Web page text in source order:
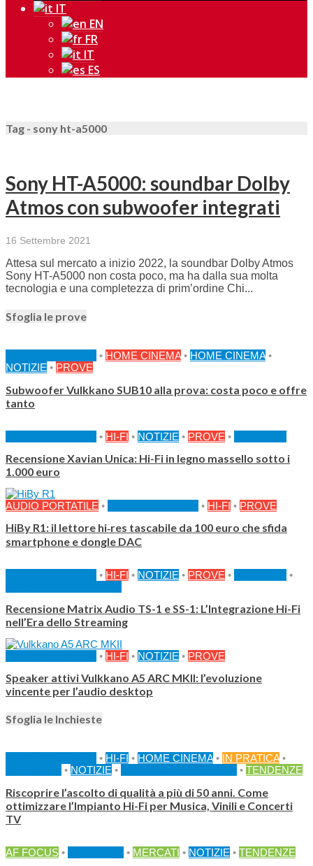
IT
EN
FR
IT
ES
Tag - sony ht-a5000
Sony HT-A5000: soundbar Dolby
Atmos con subwoofer integrati
16 Settembre 2021
Attesa sul mercato a inizio 2022, la soundbar Dolby Atmos
Sony HT-A5000 non costa poco, ma ha dalla sua molta
tecnologia e una completezza di prim’ordine Chi...
Sfoglia le prove
• HOME CINEMA • HOME CINEMA •
NOTIZIE • PROVE
Subwoofer Vulkkano SUB10 alla prova: costa poco e offre
tanto
• HI-FI • NOTIZIE • PROVE •
Recensione Xavian Unica: Hi-Fi in legno massello sotto i
1.000 euro
AUDIO PORTATILE • • HI-FI • PROVE
HiBy R1: il lettore hi‑res tascabile da 100 euro che sfida
smartphone e dongle DAC
• HI-FI • NOTIZIE • PROVE •
•
Recensione Matrix Audio TS-1 e SS-1: L’Integrazione Hi-Fi
nell’Era dello Streaming
• HI-FI • NOTIZIE • PROVE
Speaker attivi Vulkkano A5 ARC MKII: l’evoluzione
vincente per l’audio desktop
Sfoglia le Inchieste
• HI-FI • HOME CINEMA • IN PRATICA •
• NOTIZIE • • TENDENZE
Riscoprire l’ascolto di qualità a più di 50 anni. Come
ottimizzare l’Impianto Hi-Fi per Musica, Vinili e Concerti
TV
AF FOCUS • • MERCATI • NOTIZIE • TENDENZE